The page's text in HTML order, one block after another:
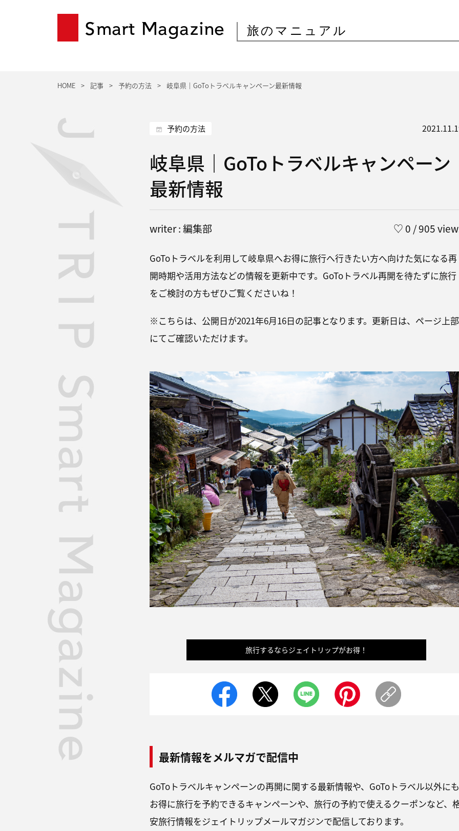
Smart Magazine 旅のマニュアル
HOME 記事 予約の方法 岐阜県｜GoToトラベルキャンペーン最新情報
予約の方法
岐阜県｜GoToトラベルキャンペーン
最新情報
writer : 編集部 ♡ 0 / 905
GoToトラベルを利用して岐阜県へお得に旅行へ行きたい方へ向けた気になる再
開時期や活用方法などの情報を更新中です。GoToトラベル再開を待たずに旅行
をご検討の方もぜひご覧くださいね！
※こちらは、公開日が2021年6月16日の記事となります。更新日は、ページ上部
にてご確認いただけます。
旅行するならジェイトリップがお得！
最新情報をメルマガで配信中
GoToトラベルキャンペーンの再開に関する最新情報や、GoToトラベル以外にも
お得に旅行を予約できるキャンペーンや、旅行の予約で使えるクーポンなど、
安旅行情報をジェイトリップメールマガジンで配信しております。